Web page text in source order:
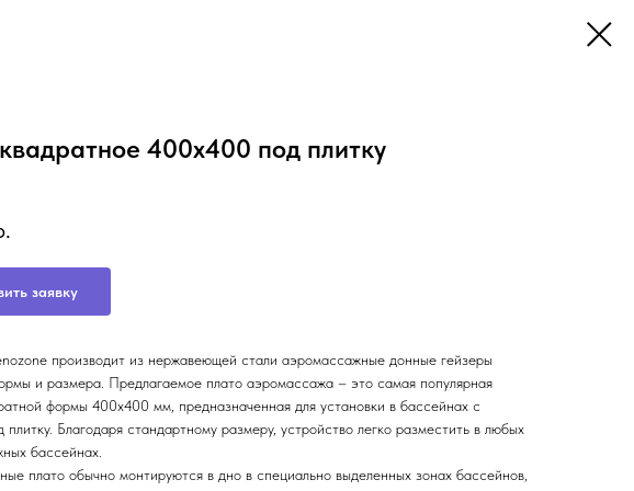
400х400 под плитку
заявку
производит из нержавеющей стали аэромассажные донные гейзеры
и размера. Предлагаемое плато аэромассажа – это самая популярная
формы 400х400 мм, предназначенная для установки в бассейнах с
плитку. Благодаря стандартному размеру, устройство легко разместить в любых
бассейнах.
плато обычно монтируются в дно в специально выделенных зонах бассейнов,